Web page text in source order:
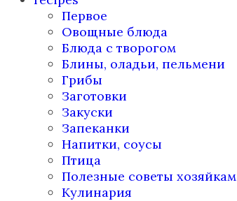
Первое
Овощные блюда
Блюда с творогом
Блины, оладьи, пельмени
Грибы
Заготовки
Закуски
Запеканки
Напитки, соусы
Птица
Полезные советы хозяйкам
Кулинария